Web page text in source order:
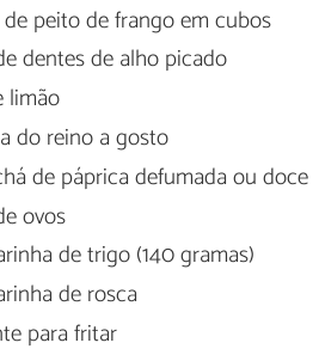
peito de frango em cubos
dentes de alho picado
limão
do reino a gosto
de páprica defumada ou doce
ovos
de trigo (140 gramas)
de rosca
para fritar